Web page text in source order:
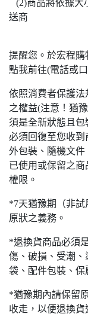
(2)商品將依據大
送商
提醒您。於宏程購
點我前往(電話或
依照消費者保護法
之權益(注意！猶
須是全新狀態且
必須回復至您收
外包裝、隨機文
已使用或保留之
權限。
*7天猶豫期（非
原狀之義務。
*退換貨商品必須
傷、破損、受潮
袋、配件包裝、保
*猶豫期內請保留
收走，以便退換貨